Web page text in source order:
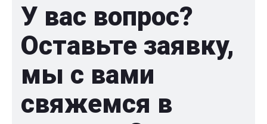
У вас вопрос?
Оставьте заявку,
мы с вами
свяжемся в